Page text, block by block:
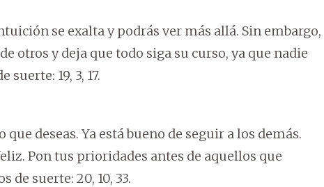
se exalta y podrás ver más allá. Sin embargo,
otros y deja que todo siga su curso, ya que nadie
19, 3, 17.
deseas. Ya está bueno de seguir a los demás.
Pon tus prioridades antes de aquellos que
suerte: 20, 10, 33.